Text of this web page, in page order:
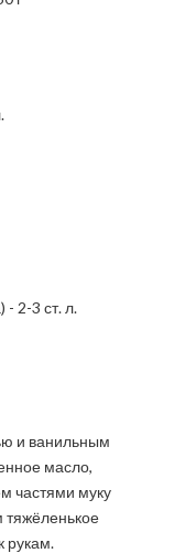
- 2-3 ст. л.
и ванильным
масло,
частями муку
рукам.